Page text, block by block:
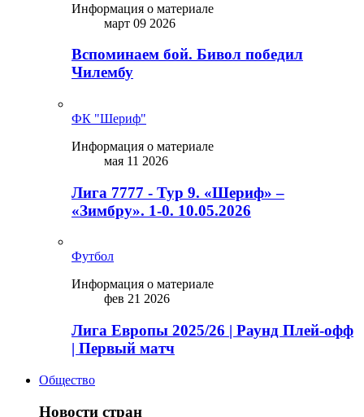
Информация о материале
март 09 2026
Вспоминаем бой. Бивол победил
Чилембу
ФК "Шериф"
Информация о материале
мая 11 2026
Лига 7777 - Тур 9. «Шериф» –
«Зимбру». 1-0. 10.05.2026
Футбол
Информация о материале
фев 21 2026
Лига Европы 2025/26 | Раунд Плей-офф
| Первый матч
Общество
Новости стран